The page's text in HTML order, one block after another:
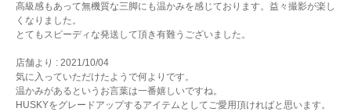
高級感もあって無機質な三脚にも温かみを感じております。益々撮影が楽し
くなりました。
とてもスピーディな発送して頂き有難うございました。
店舗より : 2021/10/04
気に入っていただけたようで何よりです。
温かみがあるというお言葉は一番嬉しいですね。
HUSKYをグレードアップするアイテムとしてご愛用頂ければと思います。